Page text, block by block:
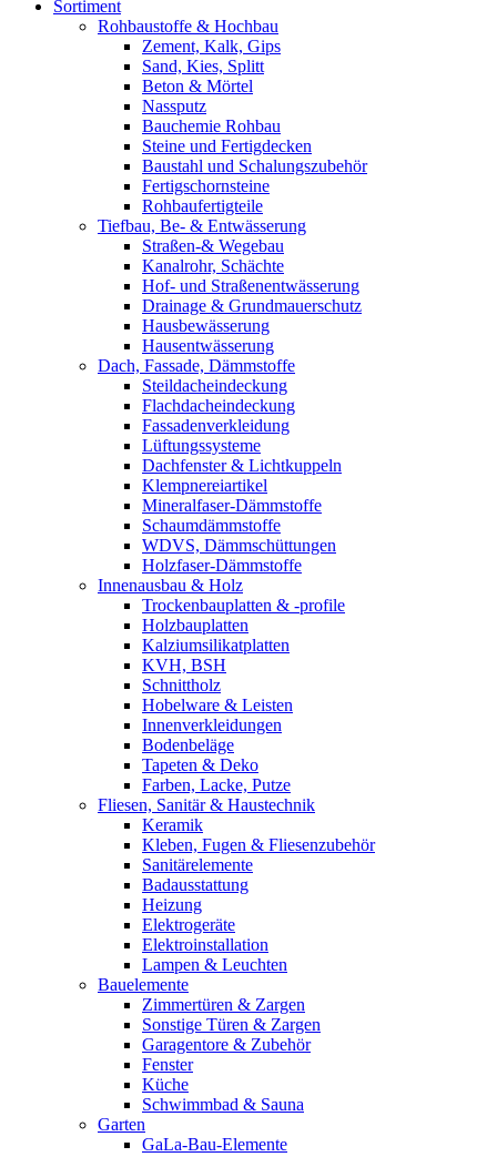
Sortiment
Rohbaustoffe & Hochbau
Zement, Kalk, Gips
Sand, Kies, Splitt
Beton & Mörtel
Nassputz
Bauchemie Rohbau
Steine und Fertigdecken
Baustahl und Schalungszubehör
Fertigschornsteine
Rohbaufertigteile
Tiefbau, Be- & Entwässerung
Straßen-& Wegebau
Kanalrohr, Schächte
Hof- und Straßenentwässerung
Drainage & Grundmauerschutz
Hausbewässerung
Hausentwässerung
Dach, Fassade, Dämmstoffe
Steildacheindeckung
Flachdacheindeckung
Fassadenverkleidung
Lüftungssysteme
Dachfenster & Lichtkuppeln
Klempnereiartikel
Mineralfaser-Dämmstoffe
Schaumdämmstoffe
WDVS, Dämmschüttungen
Holzfaser-Dämmstoffe
Innenausbau & Holz
Trockenbauplatten & -profile
Holzbauplatten
Kalziumsilikatplatten
KVH, BSH
Schnittholz
Hobelware & Leisten
Innenverkleidungen
Bodenbeläge
Tapeten & Deko
Farben, Lacke, Putze
Fliesen, Sanitär & Haustechnik
Keramik
Kleben, Fugen & Fliesenzubehör
Sanitärelemente
Badausstattung
Heizung
Elektrogeräte
Elektroinstallation
Lampen & Leuchten
Bauelemente
Zimmertüren & Zargen
Sonstige Türen & Zargen
Garagentore & Zubehör
Fenster
Küche
Schwimmbad & Sauna
Garten
GaLa-Bau-Elemente